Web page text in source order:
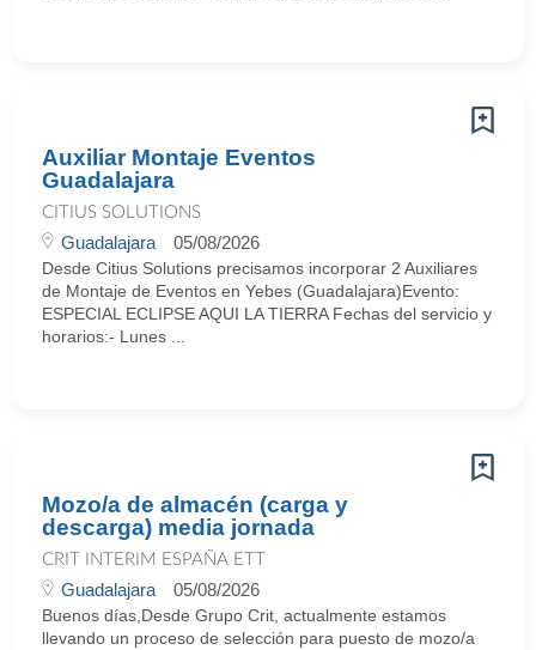
Auxiliar Montaje Eventos
Guadalajara
CITIUS SOLUTIONS
Guadalajara 05/08/2026
Desde Citius Solutions precisamos incorporar 2 Auxiliares
de Montaje de Eventos en Yebes (Guadalajara)Evento:
ESPECIAL ECLIPSE AQUI LA TIERRA Fechas del servicio y
horarios:- Lunes ...
Mozo/a de almacén (carga y
descarga) media jornada
CRIT INTERIM ESPAÑA ETT
Guadalajara 05/08/2026
Buenos días,Desde Grupo Crit, actualmente estamos
llevando un proceso de selección para puesto de mozo/a